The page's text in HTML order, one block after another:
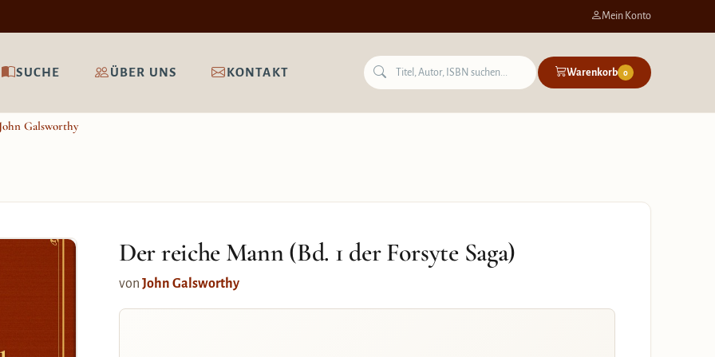
Mein Konto
SUCHE ÜBER UNS KONTAKT Warenkorb 0
John Galsworthy
Der reiche Mann (Bd. 1 der Forsyte Saga)
von John Galsworthy